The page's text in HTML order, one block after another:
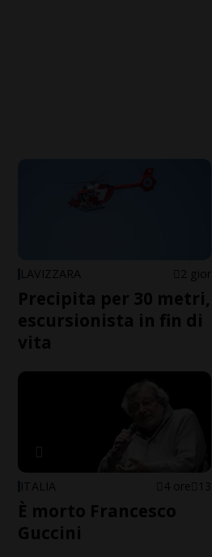
LAVIZZARA 2 gior
Precipita per 30 metri,
escursionista in fin di
vita
ITALIA 4 ore 13
È morto Francesco
Guccini